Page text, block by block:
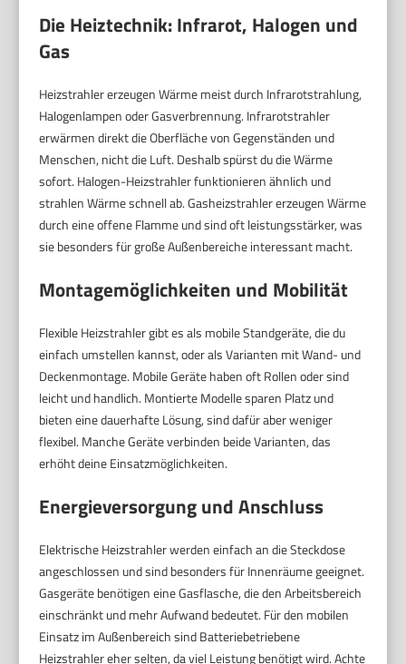
Die Heiztechnik: Infrarot, Halogen und
Gas
Heizstrahler erzeugen Wärme meist durch Infrarotstrahlung,
Halogenlampen oder Gasverbrennung. Infrarotstrahler
erwärmen direkt die Oberfläche von Gegenständen und
Menschen, nicht die Luft. Deshalb spürst du die Wärme
sofort. Halogen-Heizstrahler funktionieren ähnlich und
strahlen Wärme schnell ab. Gasheizstrahler erzeugen Wärme
durch eine offene Flamme und sind oft leistungsstärker, was
sie besonders für große Außenbereiche interessant macht.
Montagemöglichkeiten und Mobilität
Flexible Heizstrahler gibt es als mobile Standgeräte, die du
einfach umstellen kannst, oder als Varianten mit Wand- und
Deckenmontage. Mobile Geräte haben oft Rollen oder sind
leicht und handlich. Montierte Modelle sparen Platz und
bieten eine dauerhafte Lösung, sind dafür aber weniger
flexibel. Manche Geräte verbinden beide Varianten, das
erhöht deine Einsatzmöglichkeiten.
Energieversorgung und Anschluss
Elektrische Heizstrahler werden einfach an die Steckdose
angeschlossen und sind besonders für Innenräume geeignet.
Gasgeräte benötigen eine Gasflasche, die den Arbeitsbereich
einschränkt und mehr Aufwand bedeutet. Für den mobilen
Einsatz im Außenbereich sind Batteriebetriebene
Heizstrahler eher selten, da viel Leistung benötigt wird. Achte